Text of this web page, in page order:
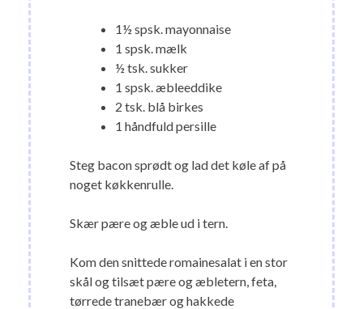
1½ spsk. mayonnaise
1 spsk. mælk
½ tsk. sukker
1 spsk. æbleeddike
2 tsk. blå birkes
1 håndfuld persille
Steg bacon sprødt og lad det køle af på
noget køkkenrulle.
Skær pære og æble ud i tern.
Kom den snittede romainesalat i en stor
skål og tilsæt pære og æbletern, feta,
tørrede tranebær og hakkede